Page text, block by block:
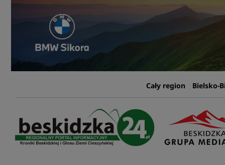
Przejdź
Cały region Bielsko-